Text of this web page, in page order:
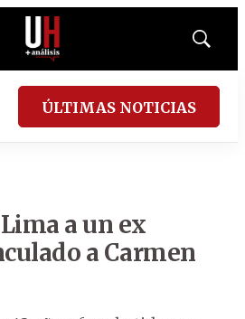
Mostrar
ÚLTIMAS NOTICIAS
a un ex
a Carmen